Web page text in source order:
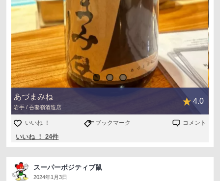
あづまみね
岩手 / 吾妻嶺酒造店
4.0
いいね ！ ブックマーク コメント
いいね ！ 24件
スーパーポジティブ鼠
2024年1月3日